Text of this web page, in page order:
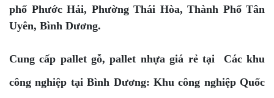
phố Phước Hải, Phường Thái Hòa, Thành Phố Tân
Uyên, Bình Dương.
Cung cấp pallet gỗ, pallet nhựa giá rẻ tại Các khu
công nghiệp tại Bình Dương: Khu công nghiệp Quốc